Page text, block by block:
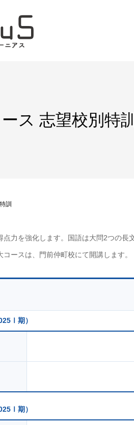
ス 志望校別特訓
訓
力を強化します。国語は大問2つの
ースは、門前仲町校にて開講します。
期）
期）